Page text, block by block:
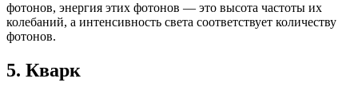
фотонов, энергия этих фотонов — это высота частоты их
колебаний, а интенсивность света соответствует количеству
фотонов.
5. Кварк